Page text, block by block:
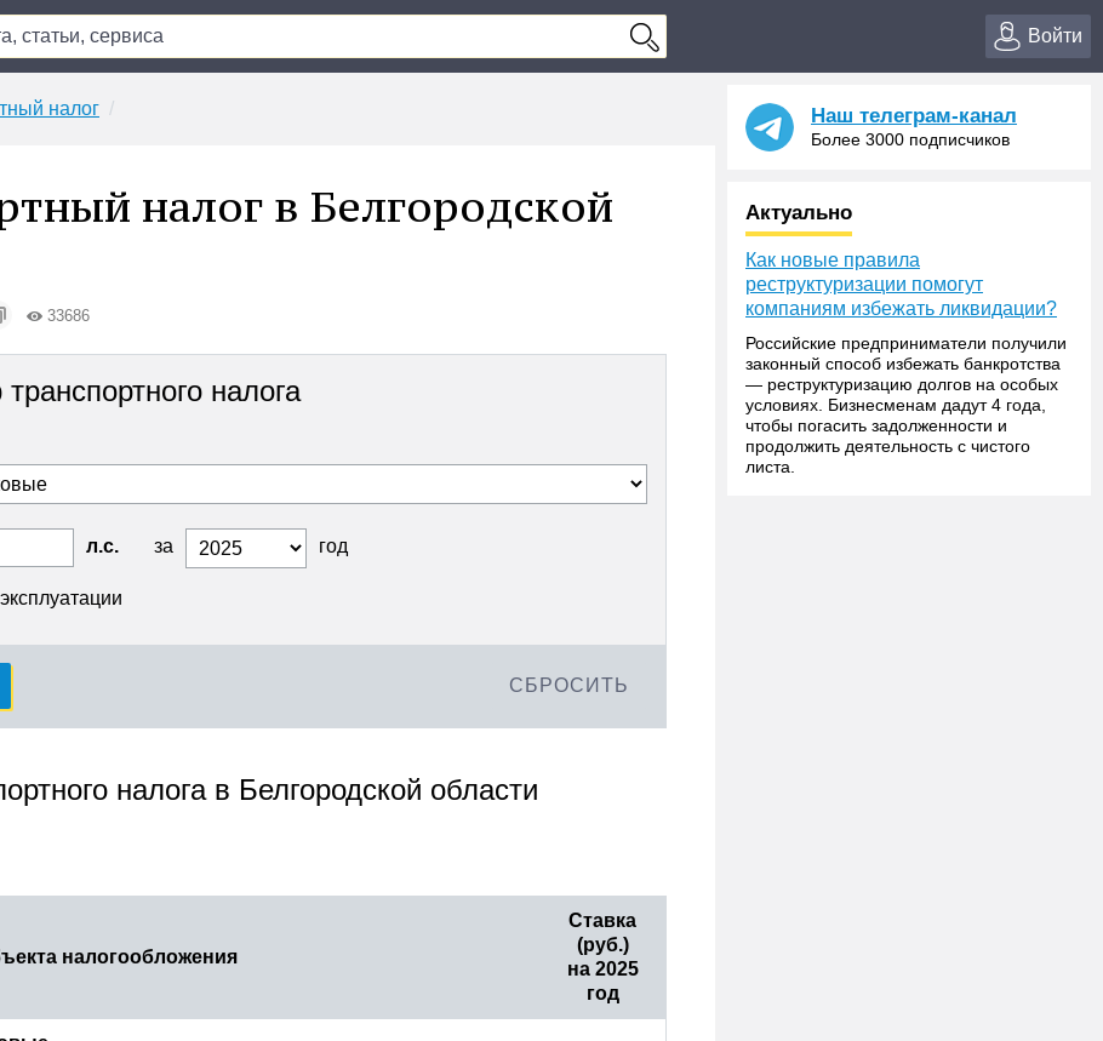
Войти
налог
налог в Белгородской
33686
налога
л.с. за год
СБРОСИТЬ
налога в Белгородской области
налогообложения
Ставка
(руб.)
на 2025
год
Наш телеграм-канал
Более 3000 подписчиков
Актуально
Как новые правила
реструктуризации помогут
компаниям избежать ликвидации?
Российские предприниматели получили
законный способ избежать банкротства
— реструктуризацию долгов на особых
условиях. Бизнесменам дадут 4 года,
чтобы погасить задолженности и
продолжить деятельность с чистого
листа.